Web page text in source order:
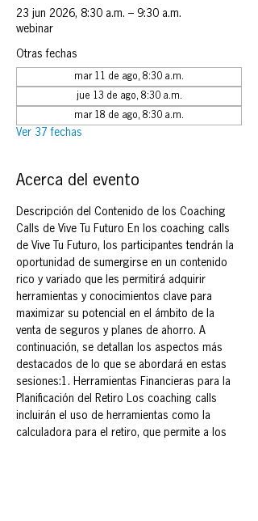
23 jun 2026, 8:30 a.m. – 9:30 a.m.
webinar
Otras fechas
mar 11 de ago, 8:30 a.m.
jue 13 de ago, 8:30 a.m.
mar 18 de ago, 8:30 a.m.
Ver 37 fechas
Acerca del evento
Descripción del Contenido de los Coaching
Calls de Vive Tu Futuro En los coaching calls
de Vive Tu Futuro, los participantes tendrán la
oportunidad de sumergirse en un contenido
rico y variado que les permitirá adquirir
herramientas y conocimientos clave para
maximizar su potencial en el ámbito de la
venta de seguros y planes de ahorro. A
continuación, se detallan los aspectos más
destacados de lo que se abordará en estas
sesiones:1. Herramientas Financieras para la
Planificación del Retiro Los coaching calls
incluirán el uso de herramientas como la
calculadora para el retiro, que permite a los